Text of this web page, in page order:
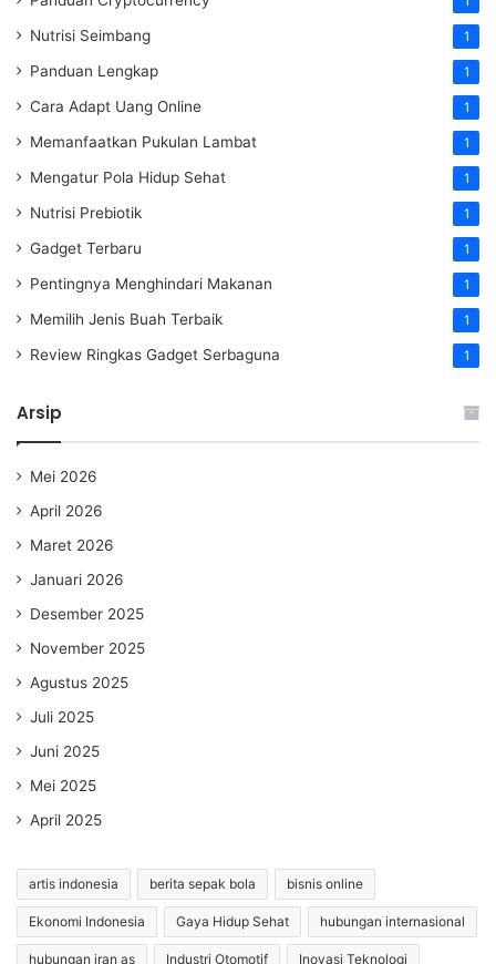
Nutrisi Seimbang 1
Panduan Lengkap 1
Cara Adapt Uang Online 1
Memanfaatkan Pukulan Lambat 1
Mengatur Pola Hidup Sehat 1
Nutrisi Prebiotik 1
Gadget Terbaru 1
Pentingnya Menghindari Makanan 1
Memilih Jenis Buah Terbaik 1
Review Ringkas Gadget Serbaguna 1
Arsip
Mei 2026
April 2026
Maret 2026
Januari 2026
Desember 2025
November 2025
Agustus 2025
Juli 2025
Juni 2025
Mei 2025
April 2025
artis indonesia berita sepak bola bisnis online
Ekonomi Indonesia Gaya Hidup Sehat hubungan internasional
hubungan iran as Industri Otomotif Inovasi Teknologi